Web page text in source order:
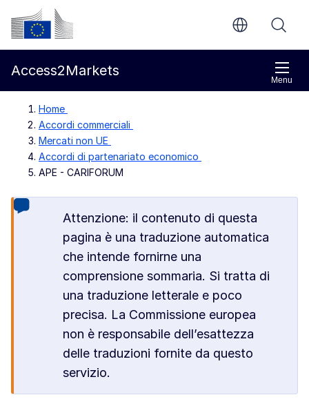
Vai al contenuto principale
Commissione europea
Menu
Access2Markets
Home
Accordi commerciali
Mercati non UE
Accordi di partenariato economico
APE - CARIFORUM
Attenzione: il contenuto di questa
pagina è una traduzione automatica
che intende fornirne una
comprensione sommaria. Si tratta di
una traduzione letterale e poco
precisa. La Commissione europea
non è responsabile dell’esattezza
delle traduzioni fornite da questo
servizio.